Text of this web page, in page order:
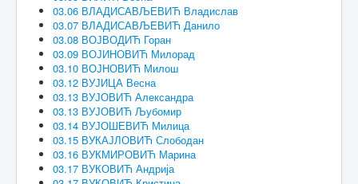
03.06 ВЛАДИСАВЉЕВИЋ Владислав
03.07 ВЛАДИСАВЉЕВИЋ Данило
03.08 ВОЈВОДИЋ Горан
03.09 ВОЈИНОВИЋ Милорад
03.10 ВОЈНОВИЋ Милош
03.12 ВУЈИЦА Весна
03.13 ВУЈОВИЋ Александра
03.13 ВУЈОВИЋ Љубомир
03.14 ВУЈОШЕВИЋ Милица
03.15 ВУКАЈЛОВИЋ Слободан
03.16 ВУКМИРОВИЋ Марина
03.17 ВУКОВИЋ Андрија